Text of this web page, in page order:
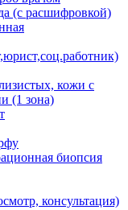
(с расшифровкой)
кожи с
(1 зона)
биопсия
консультация)